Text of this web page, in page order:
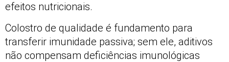
efeitos nutricionais.
Colostro de qualidade é fundamento para
transferir imunidade passiva; sem ele, aditivos
não compensam deficiências imunológicas